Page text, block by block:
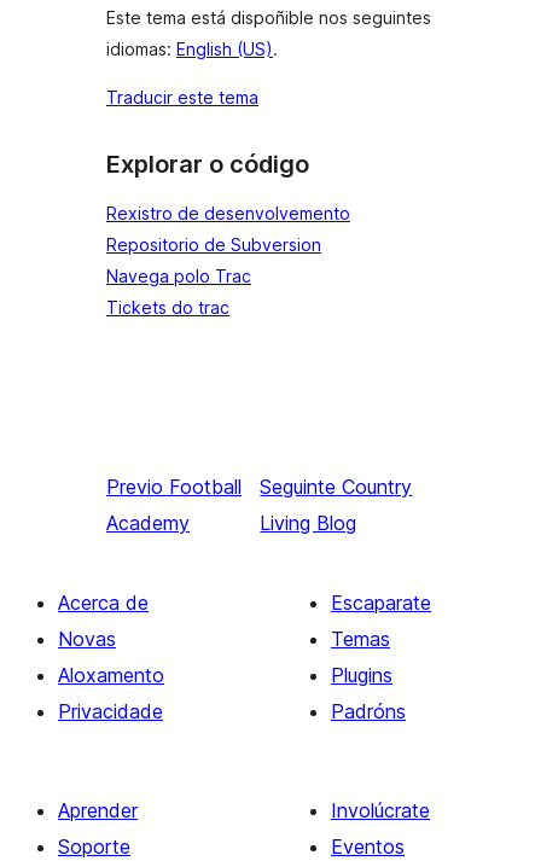
Este tema está dispoñible nos seguintes
idiomas: English (US).
Traducir este tema
Explorar o código
Rexistro de desenvolvemento
Repositorio de Subversion
Navega polo Trac
Tickets do trac
Previo Football
Academy
Seguinte Country
Living Blog
Acerca de
Novas
Aloxamento
Privacidade
Escaparate
Temas
Plugins
Padróns
Aprender
Soporte
Involúcrate
Eventos